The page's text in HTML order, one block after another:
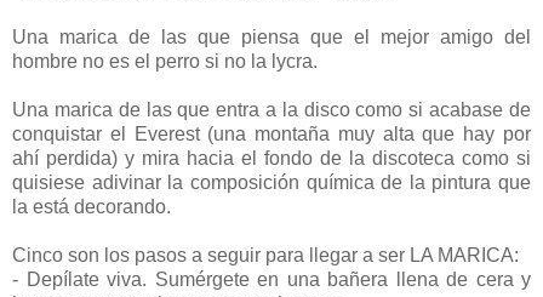
Una marica de las que piensa que el mejor amigo del
hombre no es el perro si no la lycra.
Una marica de las que entra a la disco como si acabase de
conquistar el Everest (una montaña muy alta que hay por
ahí perdida) y mira hacia el fondo de la discoteca como si
quisiese adivinar la composición química de la pintura que
la está decorando.
Cinco son los pasos a seguir para llegar a ser LA MARICA:
- Depílate viva. Sumérgete en una bañera llena de cera y